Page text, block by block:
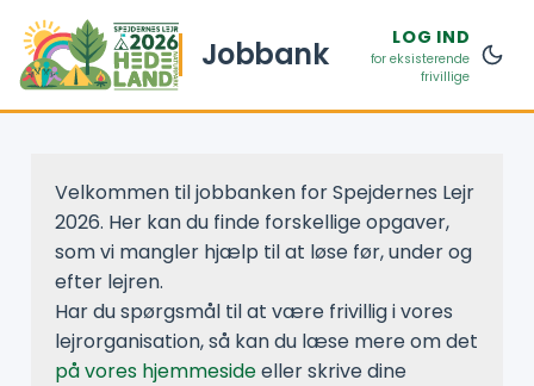
Jobbank LOG IND
for eksisterende
frivillige
Velkommen til jobbanken for Spejdernes Lejr
2026. Her kan du finde forskellige opgaver,
som vi mangler hjælp til at løse før, under og
efter lejren.
Har du spørgsmål til at være frivillig i vores
lejrorganisation, så kan du læse mere om det
på vores hjemmesideeller skrive dine